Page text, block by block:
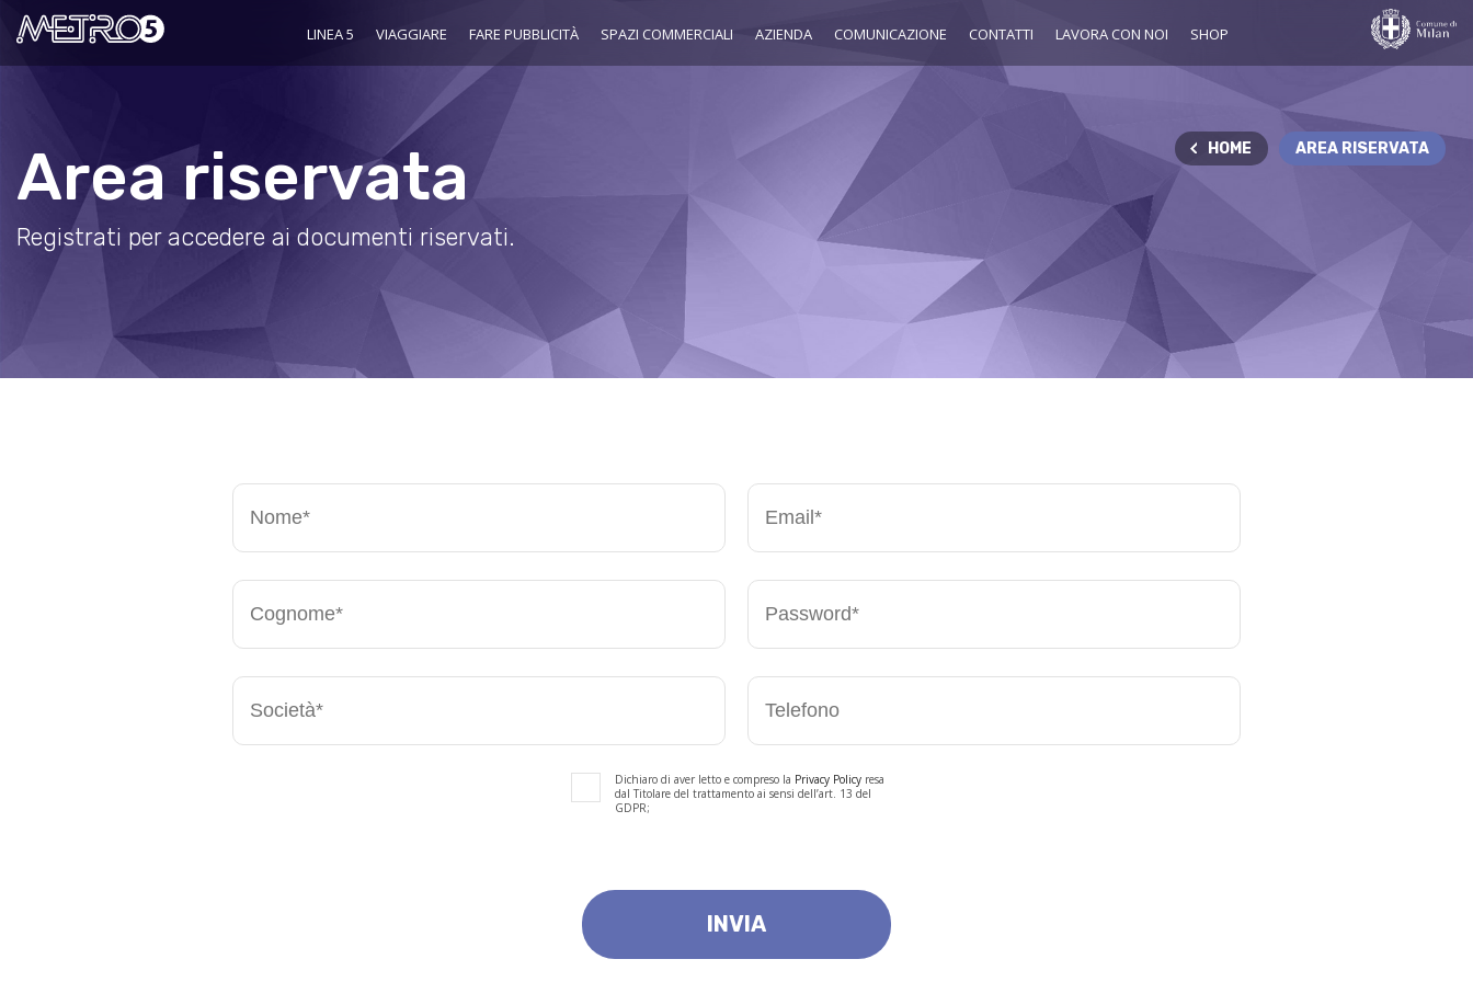
LINEA 5 VIAGGIARE FARE PUBBLICITÀ SPAZI COMMERCIALI AZIENDA COMUNICAZIONE CONTATTI LAVORA CON NOI SHOP
HOME AREA RISERVATA
Area riservata
Registrati per accedere ai documenti riservati.
Dichiaro di aver letto e compreso la Privacy Policy resa
dal Titolare del trattamento ai sensi dell’art. 13 del
GDPR;